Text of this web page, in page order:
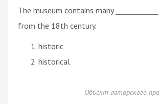
The museum contains many
from the 18th century.
historic
historical
Объект авторского